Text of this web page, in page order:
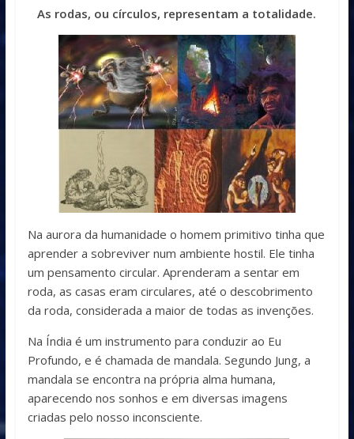
As rodas, ou círculos, representam a totalidade.
Na aurora da humanidade o homem primitivo tinha que
aprender a sobreviver num ambiente hostil. Ele tinha
um pensamento circular. Aprenderam a sentar em
roda, as casas eram circulares, até o descobrimento
da roda, considerada a maior de todas as invenções.
Na Índia é um instrumento para conduzir ao Eu
Profundo, e é chamada de mandala. Segundo Jung, a
mandala se encontra na própria alma humana,
aparecendo nos sonhos e em diversas imagens
criadas pelo nosso inconsciente.